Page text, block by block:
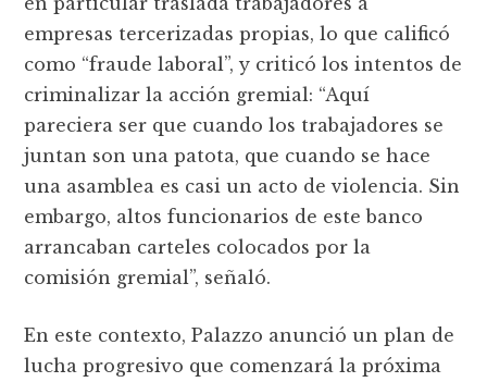
empresas tercerizadas propias, lo que calificó
como “fraude laboral”, y criticó los intentos de
criminalizar la acción gremial: “Aquí
pareciera ser que cuando los trabajadores se
juntan son una patota, que cuando se hace
una asamblea es casi un acto de violencia. Sin
embargo, altos funcionarios de este banco
arrancaban carteles colocados por la
comisión gremial”, señaló.
En este contexto, Palazzo anunció un plan de
lucha progresivo que comenzará la próxima